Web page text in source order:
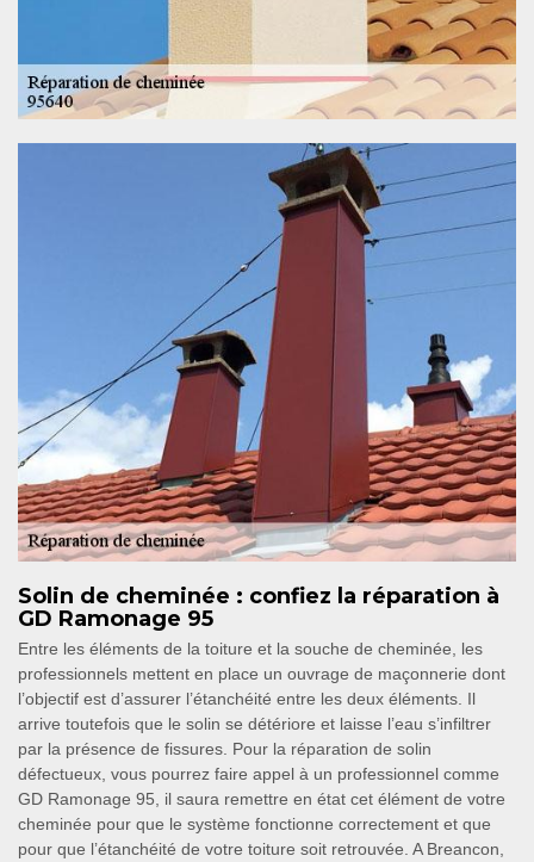
Solin de cheminée : confiez la réparation à
GD Ramonage 95
Entre les éléments de la toiture et la souche de cheminée, les
professionnels mettent en place un ouvrage de maçonnerie dont
l’objectif est d’assurer l’étanchéité entre les deux éléments. Il
arrive toutefois que le solin se détériore et laisse l’eau s’infiltrer
par la présence de fissures. Pour la réparation de solin
défectueux, vous pourrez faire appel à un professionnel comme
GD Ramonage 95, il saura remettre en état cet élément de votre
cheminée pour que le système fonctionne correctement et que
pour que l’étanchéité de votre toiture soit retrouvée. A Breancon,